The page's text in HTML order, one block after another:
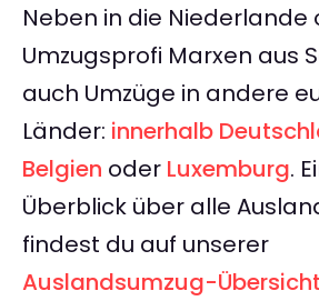
Neben in die Niederlande
Umzugsprofi Marxen aus
auch Umzüge in andere
Länder: innerhalb
Belgien oder Luxemburg.
Überblick über alle
findest du auf unserer
Auslandsumzug-